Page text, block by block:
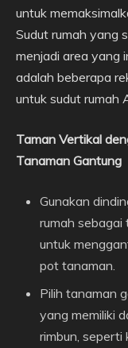
untuk
Sudut rumah yang
menjadi area yang
adalah beberapa
untuk sudut rumah
Taman Vertikal
Tanaman Gantung
Gunakan
rumah sebagai
untuk
pot tanaman.
Pilih tanaman
yang memiliki
rimbun, seperti